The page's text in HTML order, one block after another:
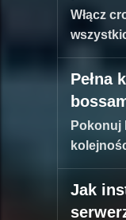
Włącz
Pełna
Pokonuj
Jak